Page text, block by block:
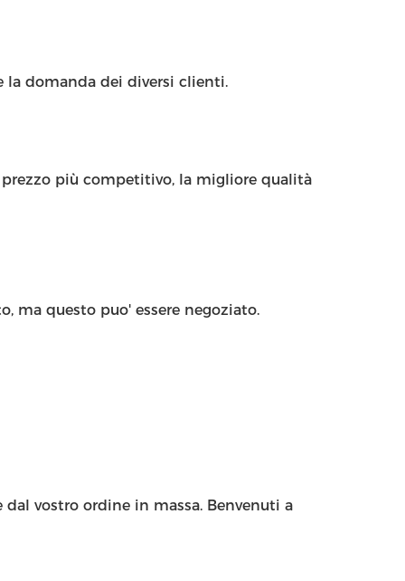
la domanda dei diversi clienti.
più competitivo, la migliore qualità
ma questo puo' essere negoziato.
vostro ordine in massa. Benvenuti a